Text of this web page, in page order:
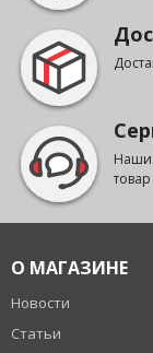
Наши
товар
О МАГАЗИНЕ
Новости
Статьи